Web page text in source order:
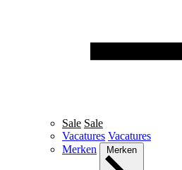
Sale Sale
Vacatures Vacatures
Merken
Merken